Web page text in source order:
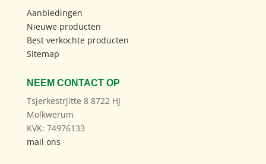
Aanbiedingen
Nieuwe producten
Best verkochte producten
Sitemap
NEEM CONTACT OP
Tsjerkestrjitte 8 8722 HJ
Molkwerum
KVK: 74976133
mail ons